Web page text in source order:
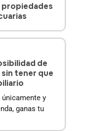
propiedades
de
tener que
y
ganas tu